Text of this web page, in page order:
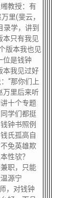
教授：有
里(斐云，
学，讲到
本只有我见
版本我也见
位是钱钟
本我见过好
“那你们上
万里后来听
十个专题
学们都挺
钟书照例
氏孤高自
免英雄欺
性欤？
职，只能
源宁
，对钱钟